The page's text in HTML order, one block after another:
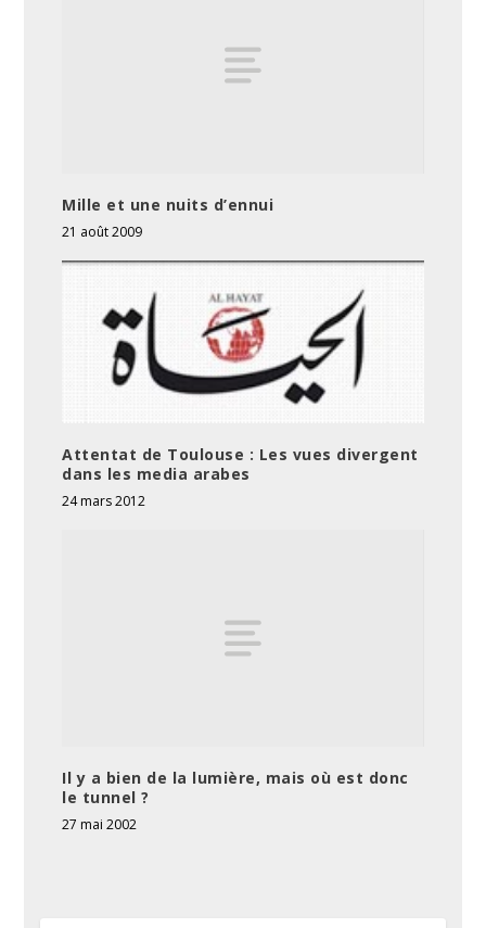
Mille et une nuits d’ennui
21 août 2009
Attentat de Toulouse : Les vues divergent
dans les media arabes
24 mars 2012
Il y a bien de la lumière, mais où est donc
le tunnel ?
27 mai 2002